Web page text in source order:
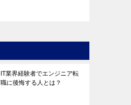
IT業界経験者でエンジニア転
職に後悔する人とは？